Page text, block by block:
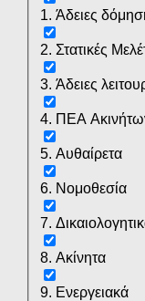
1. Άδειες
2. Στατικές
3. Άδειες
4. ΠΕΑ
5. Αυθαίρετα
6. Νομοθεσία
7.
8. Ακίνητα
9. Ενεργειακά